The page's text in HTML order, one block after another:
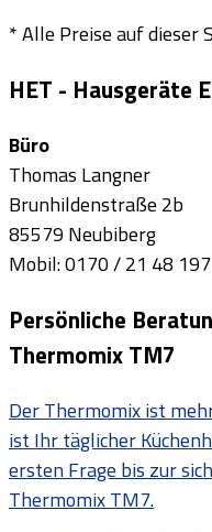
* Alle Preise auf dieser
HET - Hausgeräte
Büro
Thomas Langner
Brunhildenstraße 2b
85579 Neubiberg
Mobil: 0170 / 21 48 197
Persönliche
Thermomix TM7
Der Thermomix ist
ist Ihr täglicher
ersten Frage bis zur
Thermomix TM7.